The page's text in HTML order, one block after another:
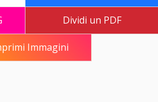
Dividi un PDF
Immagini